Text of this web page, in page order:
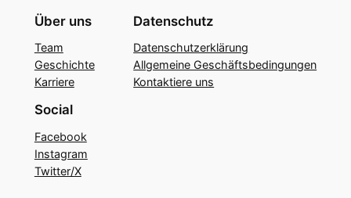
Über uns
Team
Geschichte
Karriere
Datenschutz
Datenschutzerklärung
Allgemeine Geschäftsbedingungen
Kontaktiere uns
Social
Facebook
Instagram
Twitter/X